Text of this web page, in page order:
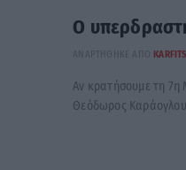
Ο
ΑΝΑΡΤΉΘΗΚΕ ΑΠΌ
Αν κρατήσουμε τη 7η
Θεόδωρος